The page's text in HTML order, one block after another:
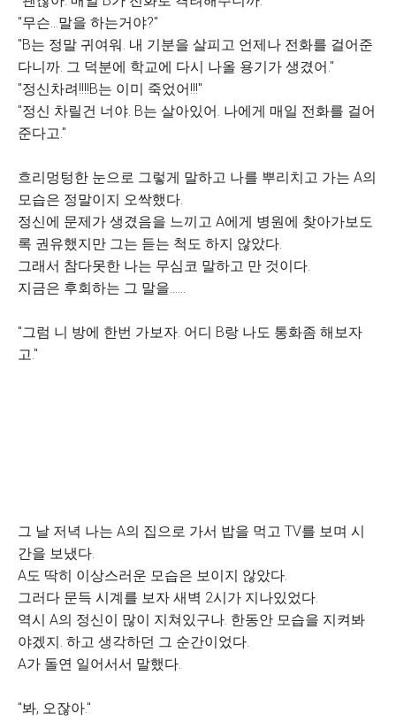
"무슨...말을 하는거야?"
"B는 정말 귀여워. 내 기분을 살피고 언제나 전화를 걸어준
다니까. 그 덕분에 학교에 다시 나올 용기가 생겼어."
"정신차려!!!!B는 이미 죽었어!!!"
"정신 차릴건 너야. B는 살아있어. 나에게 매일 전화를 걸어
준다고."
흐리멍텅한 눈으로 그렇게 말하고 나를 뿌리치고 가는 A의
모습은 정말이지 오싹했다.
정신에 문제가 생겼음을 느끼고 A에게 병원에 찾아가보도
록 권유했지만 그는 듣는 척도 하지 않았다.
그래서 참다못한 나는 무심코 말하고 만 것이다.
지금은 후회하는 그 말을......
"그럼 니 방에 한번 가보자. 어디 B랑 나도 통화좀 해보자
고."
그 날 저녁 나는 A의 집으로 가서 밥을 먹고 TV를 보며 시
간을 보냈다.
A도 딱히 이상스러운 모습은 보이지 않았다.
그러다 문득 시계를 보자 새벽 2시가 지나있었다.
역시 A의 정신이 많이 지쳐있구나. 한동안 모습을 지켜봐
야겠지. 하고 생각하던 그 순간이었다.
A가 돌연 일어서서 말했다.
"봐, 오잖아."